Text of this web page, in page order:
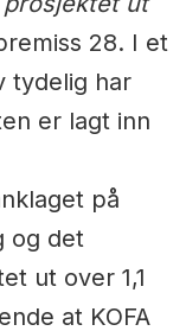
28. I et
tydelig har
er lagt inn
på
og det
ut over 1,1
at KOFA